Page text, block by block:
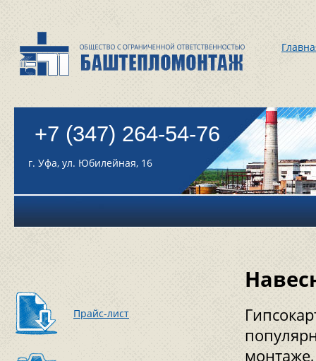
+7 (347) 264-54-76
г. Уфа, ул. Юбилейная, 16
Прайс-лист